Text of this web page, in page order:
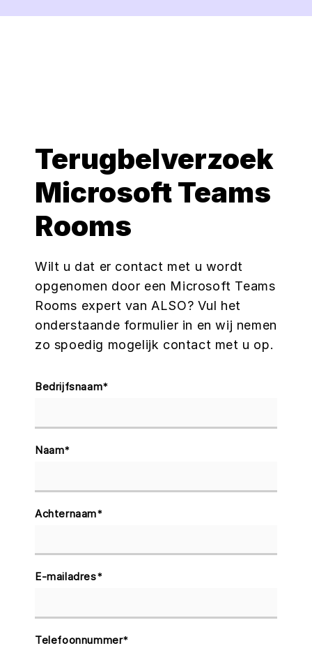
setup the site with their CMP
Terugbelverzoek
Microsoft Teams
Rooms
Wilt u dat er contact met u wordt
opgenomen door een Microsoft Teams
Rooms expert van ALSO? Vul het
onderstaande formulier in en wij nemen
zo spoedig mogelijk contact met u op.
Bedrijfsnaam*
Naam*
Achternaam*
E-mailadres*
Telefoonnummer*